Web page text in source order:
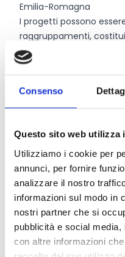
Consenso
Questo sito web utilizza
Utilizziamo i cookie per
annunci, per fornire
analizzare il nostro
informazioni sul modo in
nostri partner che si
pubblicità e social
con altre informazioni
Emilia-Romagna
I progetti possono
raggruppamenti,
massimo 6 soggetti,
complementarietà di
La dotazione
1.700.000 Euro,
natura corrente. Il
dell’80% delle spese
fino al limite massimo
Link e Documenti